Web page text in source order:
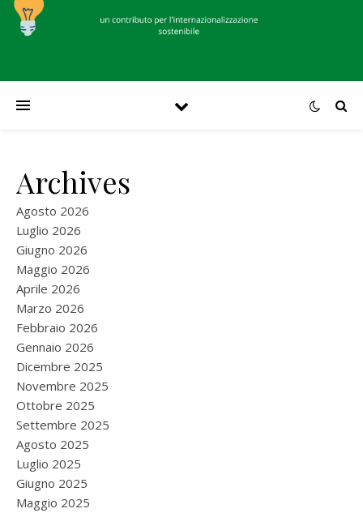
Archives
Agosto 2026
Luglio 2026
Giugno 2026
Maggio 2026
Aprile 2026
Marzo 2026
Febbraio 2026
Gennaio 2026
Dicembre 2025
Novembre 2025
Ottobre 2025
Settembre 2025
Agosto 2025
Luglio 2025
Giugno 2025
Maggio 2025